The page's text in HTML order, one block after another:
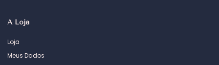
A Loja
Loja
Meus Dados